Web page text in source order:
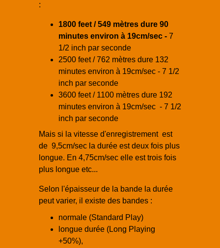
:
1800 feet / 549 mètres dure 90
minutes environ à 19cm/sec - 7
1/2 inch par seconde
2500 feet / 762 mètres dure 132
minutes environ à 19cm/sec - 7 1/2
inch par seconde
3600 feet / 1100 mètres dure 192
minutes environ à 19cm/sec - 7 1/2
inch par seconde
Mais si la vitesse d'enregistrement est
de 9,5cm/sec la durée est deux fois plus
longue. En 4,75cm/sec elle est trois fois
plus longue etc...
Selon l'épaisseur de la bande la durée
peut varier, il existe des bandes :
normale (Standard Play)
longue durée (Long Playing
+50%),